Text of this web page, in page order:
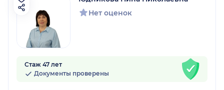
Нет оценок
Стаж 47 лет
Документы проверены